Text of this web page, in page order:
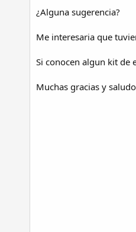
¿Alguna sugerencia?
Me interesaria que
Si conocen algun kit de
Muchas gracias y